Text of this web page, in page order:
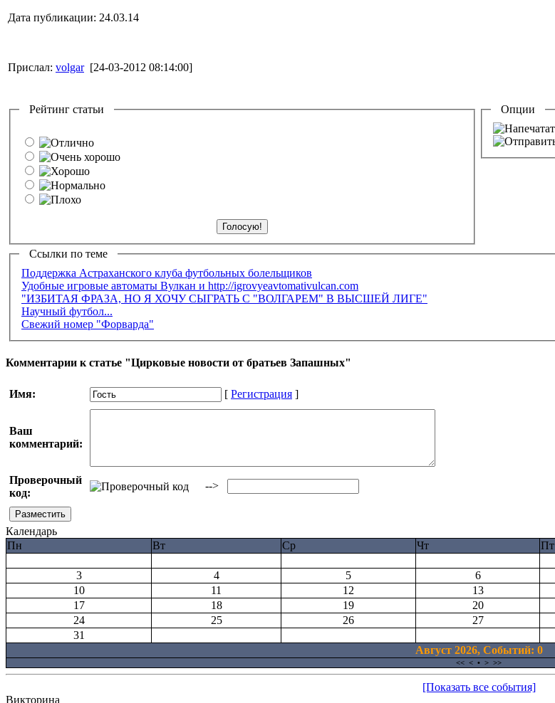
Дата публикации: 24.03.14
Прислал: volgar [24-03-2012 08:14:00]
Рейтинг статьи
Опции
Ссылки по теме
Поддержка Астраханского клуба футбольных болельщиков
Удобные игровые автоматы Вулкан и http://igrovyeavtomativulcan.com
"ИЗБИТАЯ ФРАЗА, НО Я ХОЧУ СЫГРАТЬ С "ВОЛГАРЕМ" В ВЫСШЕЙ ЛИГЕ"
Научный футбол...
Свежий номер "Форварда"
Комментарии к статье "Цирковые новости от братьев Запашных"
Имя: [ Регистрация ]
Ваш
комментарий:
Проверочный
код:
-->
Календарь
Пн
Вт Ср Чт Пт
3
4 5 6
10
11 12 13
17
18 19 20
24
25 26 27
31
Август 2026, Cобытий: 0
<< < • > >>
[Показать все события]
Викторина